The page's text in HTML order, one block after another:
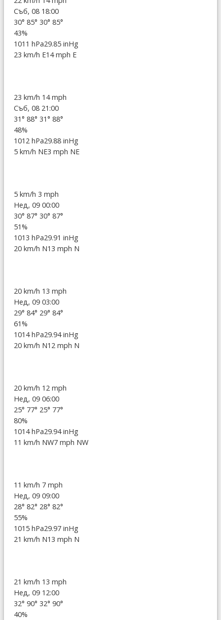
Съб, 08 18:00
30° 85° 30° 85°
43%
1011 hPa29.85 inHg
23 km/h E14 mph E
23 km/h 14 mph
Съб, 08 21:00
31° 88° 31° 88°
48%
1012 hPa29.88 inHg
5 km/h NE3 mph NE
5 km/h 3 mph
Нед, 09 00:00
30° 87° 30° 87°
51%
1013 hPa29.91 inHg
20 km/h N13 mph N
20 km/h 13 mph
Нед, 09 03:00
29° 84° 29° 84°
61%
1014 hPa29.94 inHg
20 km/h N12 mph N
20 km/h 12 mph
Нед, 09 06:00
25° 77° 25° 77°
80%
1014 hPa29.94 inHg
11 km/h NW7 mph NW
11 km/h 7 mph
Нед, 09 09:00
28° 82° 28° 82°
55%
1015 hPa29.97 inHg
21 km/h N13 mph N
21 km/h 13 mph
Нед, 09 12:00
32° 90° 32° 90°
40%